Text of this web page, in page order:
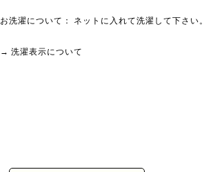
お洗濯について： ネットに入れて洗濯して下さい。
→ 洗濯表示について